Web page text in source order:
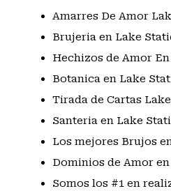
Amarres De Amor
Brujeria en Lake
Hechizos de Amor
Botanica en Lake
Tirada de Cartas
Santeria en Lake
Los mejores Brujos
Dominios de Amor
Somos los #1 en